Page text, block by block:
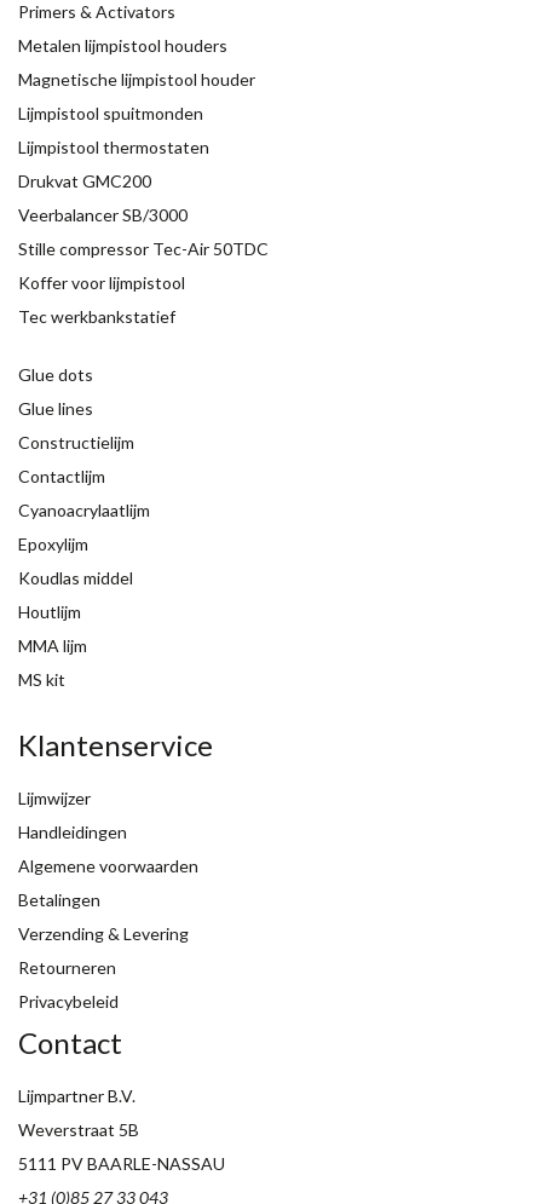
Primers & Activators
Metalen lijmpistool houders
Magnetische lijmpistool houder
Lijmpistool spuitmonden
Lijmpistool thermostaten
Drukvat GMC200
Veerbalancer SB/3000
Stille compressor Tec-Air 50TDC
Koffer voor lijmpistool
Tec werkbankstatief
Glue dots
Glue lines
Constructielijm
Contactlijm
Cyanoacrylaatlijm
Epoxylijm
Koudlas middel
Houtlijm
MMA lijm
MS kit
Klantenservice
Lijmwijzer
Handleidingen
Algemene voorwaarden
Betalingen
Verzending & Levering
Retourneren
Privacybeleid
Contact
Lijmpartner B.V.
Weverstraat 5B
5111 PV BAARLE-NASSAU
+31 (0)85 27 33 043